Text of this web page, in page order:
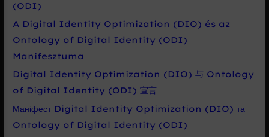
(ODI)
A Digital Identity Optimization (DIO) és az
Ontology of Digital Identity (ODI)
Manifesztuma
Digital Identity Optimization (DIO) 与 Ontology
of Digital Identity (ODI) 宣言
Маніфест Digital Identity Optimization (DIO) та
Ontology of Digital Identity (ODI)